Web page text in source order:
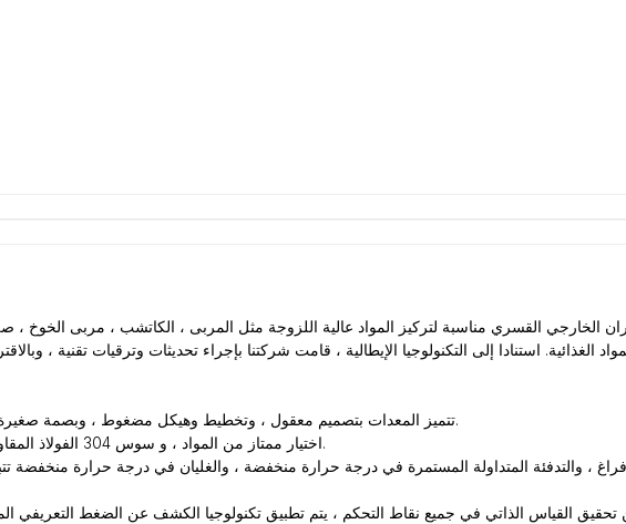
الخارجي القسري مناسبة لتركيز المواد عالية اللزوجة مثل المربى ، الكاتشب ، مربى
الغذائية. استنادا إلى التكنولوجيا الإيطالية ، قامت شركتنا بإجراء تحديثات وترقيات تقنية ،
1. تتميز المعدات بتصميم معقول ، وتخطيط وهيكل مضغوط ، وبصمة صغيرة ، وكفاءة تركيز عالية ، واستهلاك منخفض للكهرباء والبخار ومياه التبريد.
2. اختيار ممتاز من المواد ، و سوس 304 الفولاذ المقاوم للصدأ المواد يستخدم لإنتاج خطوط الأنابيب مع سطح الاتصال المادي.